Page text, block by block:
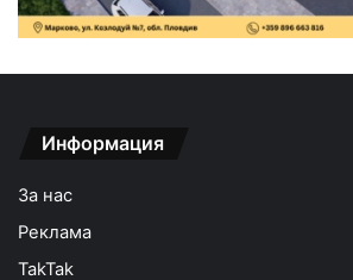
Информация
За нас
Реклама
TakTak